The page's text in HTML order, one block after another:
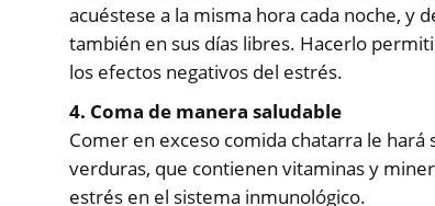
acuéstese a la misma hora cada noche, y
también en sus días libres. Hacerlo
los efectos negativos del estrés.
4. Coma de manera saludable
Comer en exceso comida chatarra le
verduras, que contienen vitaminas y
estrés en el sistema inmunológico.